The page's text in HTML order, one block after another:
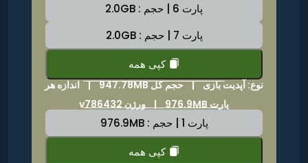
پارت 6 | حجم : 2.0GB
پارت 7 | حجم : 2.0GB
کپی همه
نوع: آپدیت بازی | حجم کل 947.78MB |
اندازه هر
پارت 976.9MB | ورژن v786432
پارت 1 | حجم : 976.9MB
کپی همه